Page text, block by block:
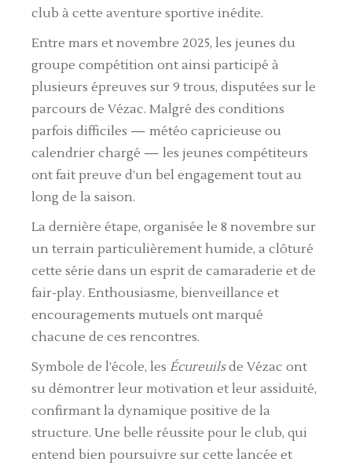
club à cette aventure sportive inédite.
Entre mars et novembre 2025, les jeunes du
groupe compétition ont ainsi participé à
plusieurs épreuves sur 9 trous, disputées sur le
parcours de Vézac. Malgré des conditions
parfois difficiles — météo capricieuse ou
calendrier chargé — les jeunes compétiteurs
ont fait preuve d’un bel engagement tout au
long de la saison.
La dernière étape, organisée le 8 novembre sur
un terrain particulièrement humide, a clôturé
cette série dans un esprit de camaraderie et de
fair-play. Enthousiasme, bienveillance et
encouragements mutuels ont marqué
chacune de ces rencontres.
Symbole de l’école, lesÉcureuilsde Vézac ont
su démontrer leur motivation et leur assiduité,
confirmant la dynamique positive de la
structure. Une belle réussite pour le club, qui
entend bien poursuivre sur cette lancée et